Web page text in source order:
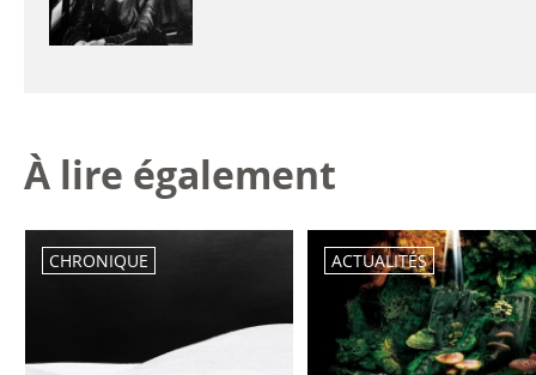
À lire également
CHRONIQUE ACTUALITÉS